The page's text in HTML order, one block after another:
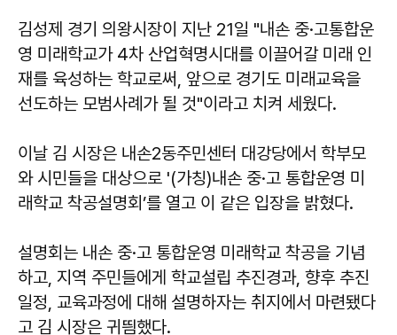
김성제 경기 의왕시장이 지난 21일 "내손 중·고통합운
영 미래학교가 4차 산업혁명시대를 이끌어갈 미래 인
재를 육성하는 학교로써, 앞으로 경기도 미래교육을
선도하는 모범사례가 될 것"이라고 치켜 세웠다.
이날 김 시장은 내손2동주민센터 대강당에서 학부모
와 시민들을 대상으로 '(가칭)내손 중·고 통합운영 미
래학교 착공설명회’를 열고 이 같은 입장을 밝혔다.
설명회는 내손 중·고 통합운영 미래학교 착공을 기념
하고, 지역 주민들에게 학교설립 추진경과, 향후 추진
일정, 교육과정에 대해 설명하자는 취지에서 마련됐다
고 김 시장은 귀띔했다.